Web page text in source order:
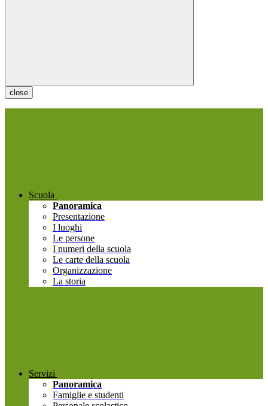
close
Scuola
Panoramica
Presentazione
I luoghi
Le persone
I numeri della scuola
Le carte della scuola
Organizzazione
La storia
Servizi
Panoramica
Famiglie e studenti